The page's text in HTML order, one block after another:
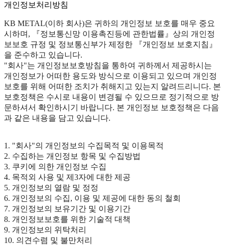
개인정보처리방침
KB METAL(이하 회사)은 귀하의 개인정보 보호를 매우 중요
시하며, 『정보통신망 이용촉진등에 관한법률』상의 개인정
보보호 규정 및 정보통신부가 제정한 『개인정보 보호지침』
을 준수하고 있습니다.
"회사"는 개인정보보호방침을 통하여 귀하께서 제공하시는
개인정보가 어떠한 용도와 방식으로 이용되고 있으며 개인정
보호를 위해 어떠한 조치가 취해지고 있는지 알려드리니다. 본
보호정책은 수시로 내용이 변경될 수 있으므로 정기적으로 방
문하셔서 확인하시기 바랍니다. 본 개인정보 보호정책은 다음
과 같은 내용을 담고 있습니다.
1. "회사"의 개인정보의 수집목적 및 이용목적
2. 수집하는 개인정보 항목 및 수집방법
3. 쿠키에 의한 개인정보 수집
4. 목적외 사용 및 제3자에 대한 제공
5. 개인정보의 열람 및 정정
6. 개인정보의 수집, 이용 및 제공에 대한 동의 철회
7. 개인정보의 보유기간 및 이용기간
8. 개인정보보호를 위한 기술적 대책
9. 개인정보의 위탁처리
10. 의견수렴 및 불만처리